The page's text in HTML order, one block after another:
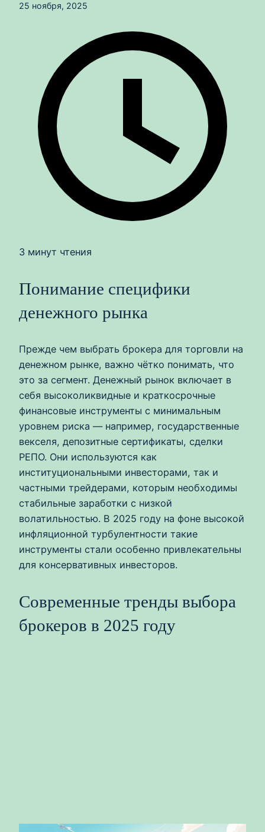
25 ноября, 2025
3 минут чтения
Понимание специфики
денежного рынка
Прежде чем выбрать брокера для торговли на
денежном рынке, важно чётко понимать, что
это за сегмент. Денежный рынок включает в
себя высоколиквидные и краткосрочные
финансовые инструменты с минимальным
уровнем риска — например, государственные
векселя, депозитные сертификаты, сделки
РЕПО. Они используются как
институциональными инвесторами, так и
частными трейдерами, которым необходимы
стабильные заработки с низкой
волатильностью. В 2025 году на фоне высокой
инфляционной турбулентности такие
инструменты стали особенно привлекательны
для консервативных инвесторов.
Современные тренды выбора
брокеров в 2025 году